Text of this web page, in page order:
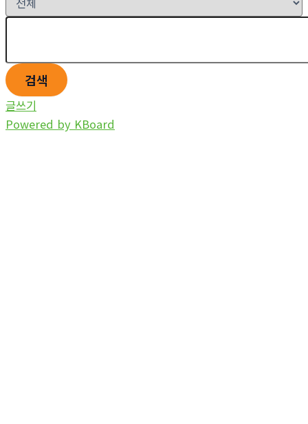
검색
글쓰기
Powered by KBoard